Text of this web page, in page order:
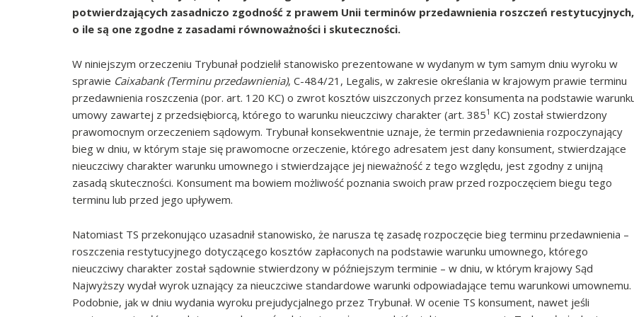
potwierdzających zasadniczo zgodność z prawem Unii terminów przedawnienia roszczeń restytucyjnych,
o ile są one zgodne z zasadami równoważności i skuteczności.
W niniejszym orzeczeniu Trybunał podzielił stanowisko prezentowane w wydanym w tym samym dniu wyroku w
sprawie Caixabank (Terminu przedawnienia), C-484/21, Legalis, w zakresie określania w krajowym prawie terminu
przedawnienia roszczenia (por. art. 120 KC) o zwrot kosztów uiszczonych przez konsumenta na podstawie
umowy zawartej z przedsiębiorcą, którego to warunku nieuczciwy charakter (art. 3851 KC) został stwierdzony
prawomocnym orzeczeniem sądowym. Trybunał konsekwentnie uznaje, że termin przedawnienia rozpoczynający
bieg w dniu, w którym staje się prawomocne orzeczenie, którego adresatem jest dany konsument, stwierdzające
nieuczciwy charakter warunku umownego i stwierdzające jej nieważność z tego względu, jest zgodny z unijną
zasadą skuteczności. Konsument ma bowiem możliwość poznania swoich praw przed rozpoczęciem biegu tego
terminu lub przed jego upływem.
Natomiast TS przekonująco uzasadnił stanowisko, że narusza tę zasadę rozpoczęcie bieg terminu przedawnienia –
roszczenia restytucyjnego dotyczącego kosztów zapłaconych na podstawie warunku umownego, którego
nieuczciwy charakter został sądownie stwierdzony w późniejszym terminie – w dniu, w którym krajowy Sąd
Najwyższy wydał wyrok uznający za nieuczciwe standardowe warunki odpowiadające temu warunkowi umownemu.
Podobnie, jak w dniu wydania wyroku prejudycjalnego przez Trybunał. W ocenie TS konsument, nawet jeśli